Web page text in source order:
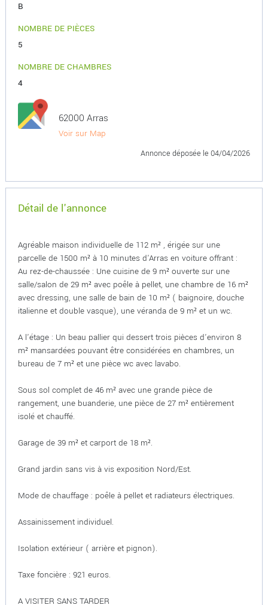
B
NOMBRE DE PIÈCES
5
NOMBRE DE CHAMBRES
4
62000 Arras
Voir sur Map
Annonce déposée le 04/04/2026
Détail de l'annonce
Agréable maison individuelle de 112 m² , érigée sur une
parcelle de 1500 m² à 10 minutes d'Arras en voiture offrant :
Au rez-de-chaussée : Une cuisine de 9 m² ouverte sur une
salle/salon de 29 m² avec poêle à pellet, une chambre de 16 m²
avec dressing, une salle de bain de 10 m² ( baignoire, douche
italienne et double vasque), une véranda de 9 m² et un wc.
A l'étage : Un beau pallier qui dessert trois pièces d'environ 8
m² mansardées pouvant être considérées en chambres, un
bureau de 7 m² et une pièce wc avec lavabo.
Sous sol complet de 46 m² avec une grande pièce de
rangement, une buanderie, une pièce de 27 m² entièrement
isolé et chauffé.
Garage de 39 m² et carport de 18 m².
Grand jardin sans vis à vis exposition Nord/Est.
Mode de chauffage : poêle à pellet et radiateurs électriques.
Assainissement individuel.
Isolation extérieur ( arrière et pignon).
Taxe foncière : 921 euros.
A VISITER SANS TARDER